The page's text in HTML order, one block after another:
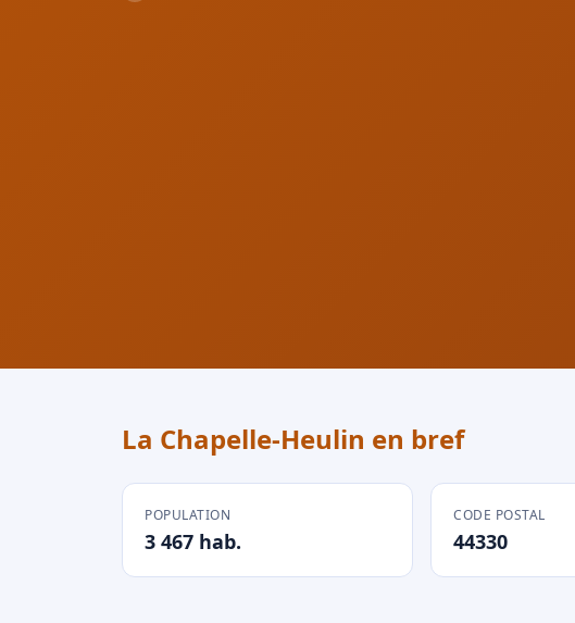
La Chapelle-Heulin en bref
POPULATION
3 467 hab.
CODE POSTAL
44330